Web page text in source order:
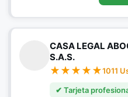
CASA LEGAL
S.A.S.
1011
✔ Tarjeta